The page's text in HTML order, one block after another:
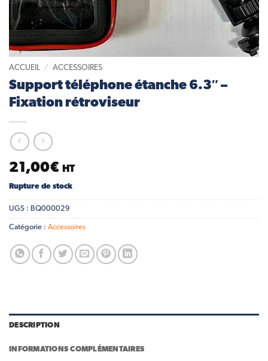
ACCUEIL / ACCESSOIRES
Support téléphone étanche 6.3″ –
Fixation rétroviseur
21,00€ HT
Rupture de stock
UGS : BQ000029
Catégorie : Accessoires
DESCRIPTION
INFORMATIONS COMPLÉMENTAIRES